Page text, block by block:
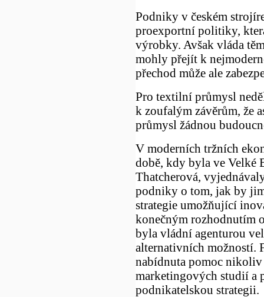
Podniky v českém
proexportní politiky,
výrobky. Avšak vláda
mohly přejít k
přechod může ale
Pro textilní průmysl
k zoufalým závěrům, že
průmysl žádnou
V moderních tržních
době, kdy byla ve Velké
Thatcherová,
podniky o tom, jak by
strategie umožňující
konečným rozhodnutím
byla vládní agenturou
alternativních možností.
nabídnuta pomoc
marketingových studií a
podnikatelskou strategii.